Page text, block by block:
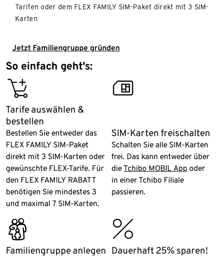
Tarifen oder dem FLEX FAMILY SIM-Paket direkt mit 3 SIM-
Karten
Jetzt Familiengruppe gründen
So einfach geht's:
add_basket
Tarife auswählen &
bestellen
Bestellen Sie entweder das
FLEX FAMILY SIM-Paket
direkt mit 3 SIM-Karten oder
gewünschte FLEX-Tarife. Für
den FLEX FAMILY RABATT
benötigen Sie mindestes 3
und maximal 7 SIM-Karten.
tc_simcard
SIM-Karten freischalten
Schalten Sie alle SIM-Karten
frei. Das kann entweder über
die Tchibo MOBIL Appoder
in einer Tchibo Filiale
passieren.
familiy_travel
Familiengruppe anlegen
discountshop
Dauerhaft 25% sparen!